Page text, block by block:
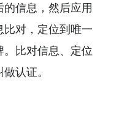
信息，然后应用
对，定位到唯一
比对信息、定位
认证。